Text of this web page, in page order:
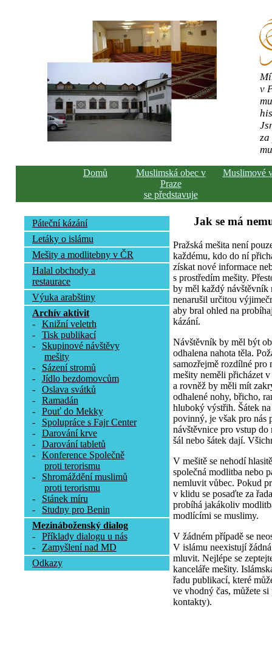
v
Domů
Muslimská obec v
Praze
se představuje
Muslimové
Páteční kázání
Letáky o islámu
Mešity a modlitebny v ČR
Halal obchody a
restaurace
Výuka arabštiny
Archív aktivit
-
Knižní veletrh
-
Tisk publikací
-
Skupinové návštěvy
mešity
-
Sázení stromů
-
Jídlo bezdomovcům
-
Oslava svátků
-
Ramadán
-
Pouť do Mekky
-
Spolupráce s Fajr Center
-
Darování krve
-
Darování tabletů
-
Konference Společně
proti terorismu
-
Shromáždění muslimů
proti terorismu
-
Stánek míru
-
Studny pro Benin
Mezináboženský dialog
-
Příklady dialogu u nás
-
Zamyšlení nad MD
Odkazy
Jak se má
Pražská mešita není
každému, kdo do ní
získat nové informace
s prostředím mešity.
by měl každý návštěvník
nenarušil určitou
aby bral ohled na
kázání.
Návštěvník by měl být
odhalena nahota těla.
samozřejmě rozdílné pro
mešity neměli přicházet
a rovněž by měli mít
odhalené nohy, břicho,
hluboký výstřih. Šátek
povinný, je však pro nás
návštěvnice pro vstup
šál nebo šátek dají.
V mešitě se nehodí
společná modlitba nebo
nemluvit vůbec. Pokud
v klidu se posaďte za
probíhá jakákoliv
modlícími se muslimy.
V žádném případě se
V islámu neexistují
mluvit. Nejlépe se
kanceláře mešity.
řadu publikací, které
ve vhodný čas, můžete
kontakty).